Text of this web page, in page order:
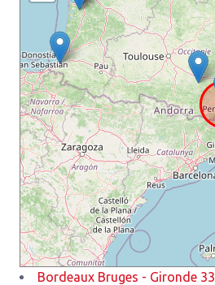
Bordeaux Bruges - Gironde 33